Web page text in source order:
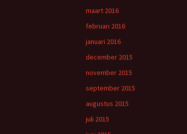
maart 2016
februari 2016
januari 2016
december 2015
november 2015
september 2015
augustus 2015
juli 2015